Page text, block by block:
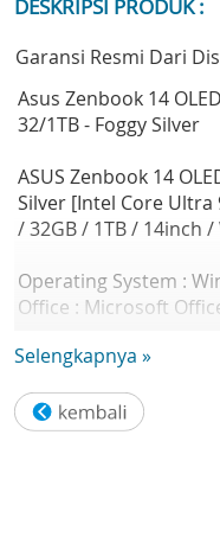
DESKRIPSI PRODUK :
Garansi Resmi Dari
Asus Zenbook 14
32/1TB - Foggy Silver
ASUS Zenbook 14
Silver [Intel Core
/ 32GB / 1TB / 14inch
Operating System :
Office : Microsoft
LCD cover-material :
Top case-material :
Top case-color : Foggy
Selengkapnya »